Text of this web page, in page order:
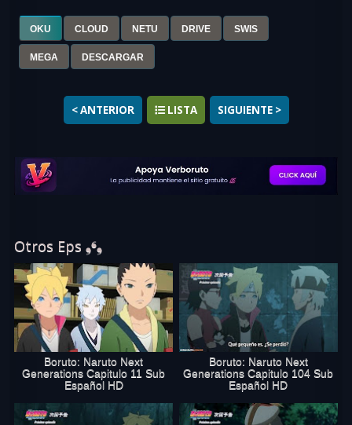
OKU CLOUD NETU DRIVE SWIS
MEGA DESCARGAR ▶
< ANTERIOR LISTA SIGUIENTE >
Generations Capítulo 212 Sub
Españolcompleto online, disfruta
Otros Eps ❟❛❟
Boruto: Naruto Next
Generations Capitulo 11 Sub
Español HD
Boruto: Naruto Next
Generations Capitulo 104 Sub
Español HD